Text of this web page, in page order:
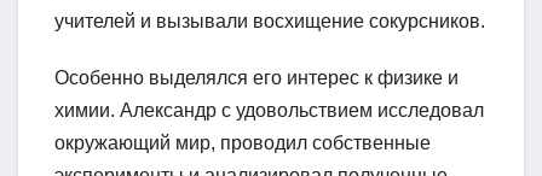
учителей и вызывали восхищение сокурсников.
Особенно выделялся его интерес к физике и
химии. Александр с удовольствием исследовал
окружающий мир, проводил собственные